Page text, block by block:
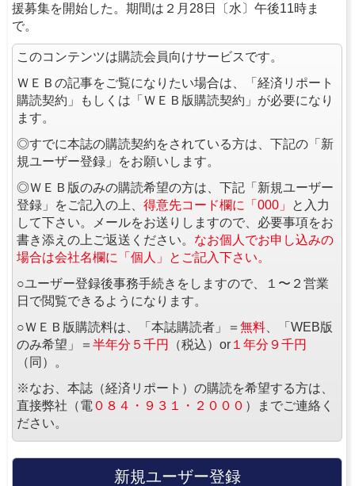
援募集を開始した。期間は２月28日〔水〕午後11時ま
で。
このコンテンツは購読会員向けサービスです。
ＷＥＢの記事をご覧になりたい場合は、「経済リポート
購読契約」もしくは「ＷＥＢ版購読契約」が必要になり
ます。
◎すでに本誌の購読契約をされている方は、下記の「新
規ユーザー登録」をお願いします。
◎ＷＥＢ版のみの購読希望の方は、下記「新規ユーザー
登録」をご記入の上、 得意先コード欄に「000」
と入力
して下さい。メールをお送りしますので、必要事項をお
書き添えの上ご返送ください。 なお個人でお申し込みの
場合は会社名欄に「個人」とご記入下さい。
○ユーザー登録後事務手続きをしますので、１〜２営業
日で閲覧できるようになります。
○ＷＥＢ版購読料は、「本誌購読者」＝ 無料 、「WEB版
のみ希望」＝ 半年分５千円 （税込）or １年分９千円
（同）。
※なお、本誌（経済リポート）の購読を希望する方は、
直接弊社（電 ０８４・９３１・２０００ ）までご連絡く
ださい。
新規ユーザー登録